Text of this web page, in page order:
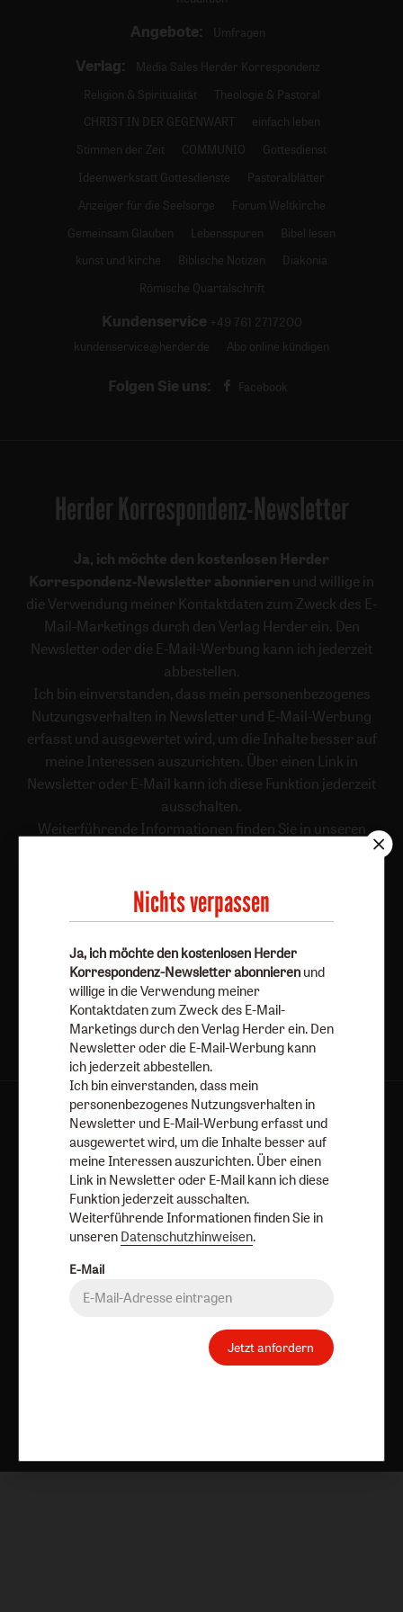
Angebote: Umfragen
Verlag:
Media Sales Herder Korrespondenz
Religion & Spiritualität
Theologie & Pastoral
CHRIST IN DER GEGENWART
einfach leben
Stimmen der Zeit
COMMUNIO
Gottesdienst
Ideenwerkstatt Gottesdienste
Pastoralblätter
Anzeiger für die Seelsorge
Forum Weltkirche
Gemeinsam Glauben
Lebensspuren
Bibel lesen
kunst und kirche
Biblische Notizen
Diakonia
Römische Quartalschrift
Kundenservice +49 761 2717200
kundenservice@herder.de
Abo online kündigen
Folgen Sie uns: Facebook
Herder Korrespondenz-Newsletter
Ja, ich möchte den kostenlosen Herder
Korrespondenz-Newsletter abonnieren und willige in
die Verwendung meiner Kontaktdaten zum Zweck des E-
Mail-Marketings durch den Verlag Herder ein. Den
Newsletter oder die E-Mail-Werbung kann ich jederzeit
abbestellen.
Ich bin einverstanden, dass mein personenbezogenes
Nutzungsverhalten in Newsletter und E-Mail-Werbung
erfasst und ausgewertet wird, um die Inhalte besser auf
meine Interessen auszurichten. Über einen Link in
Newsletter oder E-Mail kann ich diese Funktion jederzeit
ausschalten.
Weiterführende Informationen finden Sie in unseren
Jetzt anmelden
AGB und Widerrufsbelehrung
Datenschutz
Barrierefreiheit
Impressum
Vertrag widerrufen Abo online kündigen
Nichts verpassen
Ja, ich möchte den kostenlosen Herder
Korrespondenz-Newsletter abonnieren und
willige in die Verwendung meiner
Kontaktdaten zum Zweck des E-Mail-
Marketings durch den Verlag Herder ein. Den
Newsletter oder die E-Mail-Werbung kann
ich jederzeit abbestellen.
Ich bin einverstanden, dass mein
personenbezogenes Nutzungsverhalten in
Newsletter und E-Mail-Werbung erfasst und
ausgewertet wird, um die Inhalte besser auf
meine Interessen auszurichten. Über einen
Link in Newsletter oder E-Mail kann ich diese
Funktion jederzeit ausschalten.
Weiterführende Informationen finden Sie in
unseren Datenschutzhinweisen.
E-Mail
Jetzt anfordern